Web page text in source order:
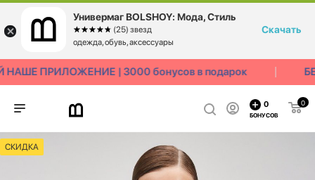
ПРИЛОЖЕНИЕ | 3000 бонусов в подарок
0
0
БОНУСОВ
СКИДКА
Универмаг BOLSHOY: Мода, Стиль
☆☆☆☆☆
★★★★★ (25) звезд
одежда, обувь, аксессуары
Скачать